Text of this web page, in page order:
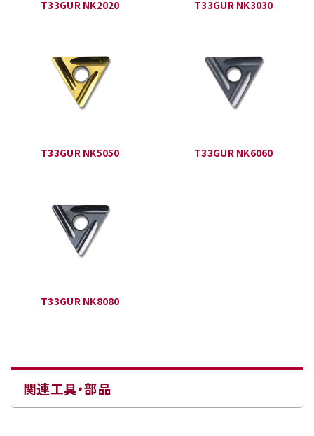
T33GUR NK2020 T33GUR NK3030
T33GUR NK5050 T33GUR NK6060
T33GUR NK8080
関連工具・部品